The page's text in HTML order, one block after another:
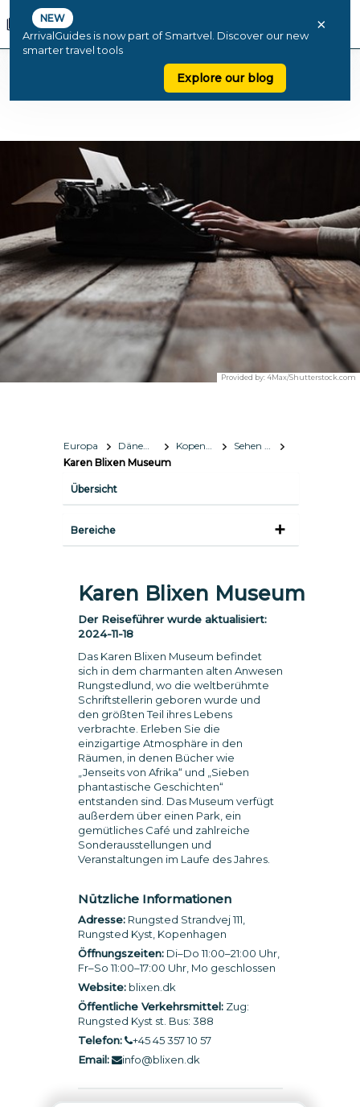
NEW
ArrivalGuides is now part of Smartvel. Discover our new
smarter travel tools
Explore our blog
×
Provided by:4Max/Shutterstock.com
Europa Dänemark Kopenhagen
Sehen & Erleben
Karen Blixen Museum
Übersicht
Bereiche
Karen Blixen Museum
Der Reiseführer wurde aktualisiert:
2024-11-18
Das Karen Blixen Museum befindet
sich in dem charmanten alten Anwesen
Rungstedlund, wo die weltberühmte
Schriftstellerin geboren wurde und
den größten Teil ihres Lebens
verbrachte. Erleben Sie die
einzigartige Atmosphäre in den
Räumen, in denen Bücher wie
„Jenseits von Afrika“ und „Sieben
phantastische Geschichten“
entstanden sind. Das Museum verfügt
außerdem über einen Park, ein
gemütliches Café und zahlreiche
Sonderausstellungen und
Veranstaltungen im Laufe des Jahres.
Nützliche Informationen
Adresse:Rungsted Strandvej 111,
Rungsted Kyst, Kopenhagen
Öffnungszeiten:Di–Do 11:00–21:00 Uhr,
Fr–So 11:00–17:00 Uhr, Mo geschlossen
Website:blixen.dk
Öffentliche Verkehrsmittel:Zug:
Rungsted Kyst st. Bus: 388
Telefon:
+45 45 357 10 57
Email:
info@blixen.dk